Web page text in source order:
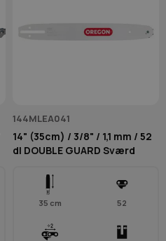
144MLEA041
14" (35cm) / 3/8" / 1,1 mm / 52
dl DOUBLE GUARD Sværd
35 cm 52